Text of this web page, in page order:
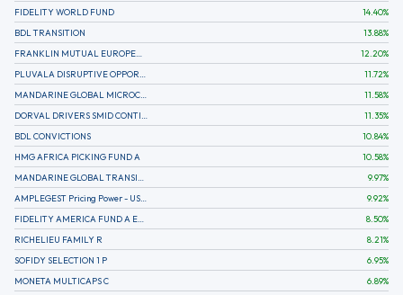
FIDELITY WORLD FUND
14.40%
BDL TRANSITION
13.88%
FRANKLIN MUTUAL EUROPEAN FUND A EUR (C)
12.20%
PLUVALA DISRUPTIVE OPPORTUNITIES
11.72%
MANDARINE GLOBAL MICROCAP
11.58%
DORVAL DRIVERS SMID CONTINENTAL EUROPE
11.35%
BDL CONVICTIONS
10.84%
HMG AFRICA PICKING FUND A
10.58%
MANDARINE GLOBAL TRANSITION R
9.97%
AMPLEGEST Pricing Power - US - AC
9.92%
FIDELITY AMERICA FUND A EUR (C)
8.50%
RICHELIEU FAMILY R
8.21%
SOFIDY SELECTION 1 P
6.95%
MONETA MULTICAPS C
6.89%